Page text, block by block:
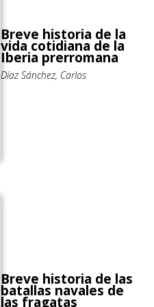
Breve historia de la
vida cotidiana de la
Iberia prerromana
Díaz Sánchez, Carlos
Breve historia de las
batallas navales de
las fragatas